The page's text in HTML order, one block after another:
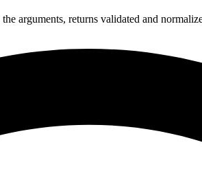
the arguments, returns validated and